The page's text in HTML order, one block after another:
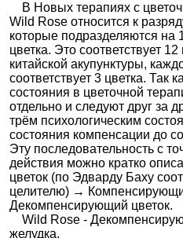
В Новых терапиях с
Wild Rose относится к
которые подразделяются на
цветка. Это соответствует
китайской акупунктуры,
соответствует 3 цветка. Так
состояния в цветочной
отдельно и следуют друг за
трём психологическим
состояния компенсации до
Эту последовательность с
действия можно кратко
цветок (по Эдварду Баху
целителю) →
Декомпенсирующий цветок.
Wild Rose -
желудка.